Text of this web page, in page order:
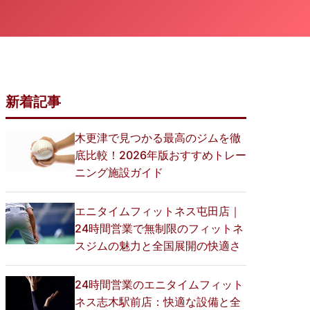
新着記事
木更津で見つかる最高のジムを徹
底比較！2026年版おすすめトレー
ニング施設ガイド
エニタイムフィットネス屯田店｜
24時間営業で無制限のフィットネ
スジムの魅力と全国展開の快適さ
24時間営業のエニタイムフィット
ネス志木駅前店：快適な設備と全